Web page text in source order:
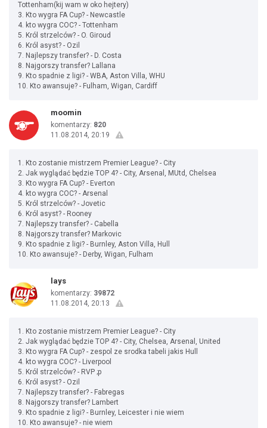
Tottenham(kij wam w oko hejtery)
3. Kto wygra FA Cup? - Newcastle
4. kto wygra COC? - Tottenham
5. Król strzelców? - O. Giroud
6. Król asyst? - Ozil
7. Najlepszy transfer? - D. Costa
8. Najgorszy transfer? Lallana
9. Kto spadnie z ligi? - WBA, Aston Villa, WHU
10. Kto awansuje? - Fulham, Wigan, Cardiff
moomin
komentarzy: 820
11.08.2014, 20:19
1. Kto zostanie mistrzem Premier League? - City
2. Jak wyglądać będzie TOP 4? - City, Arsenal, MUtd, Chelsea
3. Kto wygra FA Cup? - Everton
4. kto wygra COC? - Arsenal
5. Król strzelców? - Jovetic
6. Król asyst? - Rooney
7. Najlepszy transfer? - Cabella
8. Najgorszy transfer? Markovic
9. Kto spadnie z ligi? - Burnley, Aston Villa, Hull
10. Kto awansuje? - Derby, Wigan, Fulham
lays
komentarzy: 39872
11.08.2014, 20:13
1. Kto zostanie mistrzem Premier League? - City
2. Jak wyglądać będzie TOP 4? - City, Chelsea, Arsenal, United
3. Kto wygra FA Cup? - zespol ze srodka tabeli jakis Hull
4. kto wygra COC? - Liverpool
5. Król strzelców? - RVP ;p
6. Król asyst? - Ozil
7. Najlepszy transfer? - Fabregas
8. Najgorszy transfer? Lambert
9. Kto spadnie z ligi? - Burnley, Leicester i nie wiem
10. Kto awansuje? - nie wiem